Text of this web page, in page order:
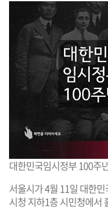
대한민국임시정부 100주
서울시가 4월 11일 대한
시청 지하1층 시민청에서